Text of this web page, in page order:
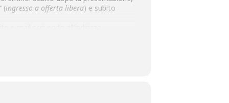
(ingresso a offerta libera) e subito